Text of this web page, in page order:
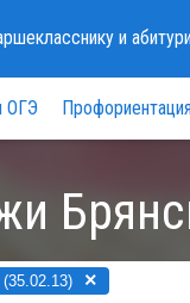
и
ОГЭ Профориентация
×